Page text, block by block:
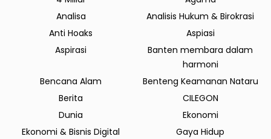
Analisa
Analisis Hukum & Birokrasi
Anti Hoaks
Aspiasi
Aspirasi
Banten membara dalam
harmoni
Bencana Alam
Benteng Keamanan Nataru
Berita
CILEGON
Dunia
Ekonomi
Ekonomi & Bisnis Digital
Gaya Hidup